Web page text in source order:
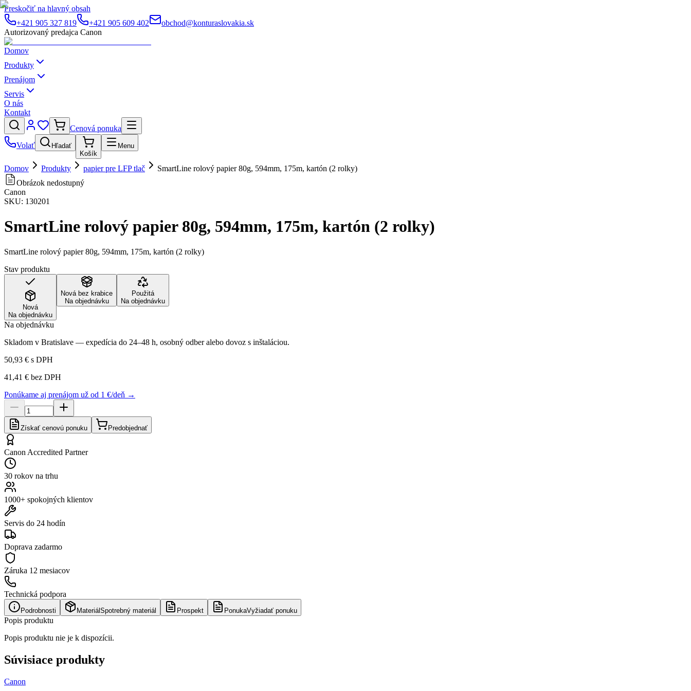
Preskočiť na hlavný obsah
+421 905 327 819
+421 905 609 402
obchod@konturaslovakia.sk
Autorizovaný predajca Canon
Domov
Produkty
Prenájom
Servis
O nás
Kontakt
Cenová ponuka
Volať
Hľadať
Košík
Menu
Domov Produkty papier pre LFP tlač
SmartLine rolový papier 80g, 594mm, 175m, kartón (2 rolky)
Obrázok nedostupný
Canon
SKU: 130201
SmartLine rolový papier 80g, 594mm, 175m, kartón (2 rolky)
SmartLine rolový papier 80g, 594mm, 175m, kartón (2 rolky)
Stav produktu
Nová
Na objednávku
Nová bez krabice
Na objednávku
Použitá
Na objednávku
Na objednávku
Skladom v Bratislave — expedícia do 24–48 h, osobný odber alebo dovoz s inštaláciou.
50,93 € s DPH
41,41 € bez DPH
Ponúkame aj prenájom už od 1 €/deň →
Získať cenovú ponuku Predobjednať
Canon Accredited Partner
30 rokov na trhu
1000+ spokojných klientov
Servis do 24 hodín
Doprava zadarmo
Záruka 12 mesiacov
Technická podpora
Podrobnosti Materiál Spotrebný materiál Prospekt PonukaVyžiadať ponuku
Popis produktu
Popis produktu nie je k dispozícii.
Súvisiace produkty
Canon